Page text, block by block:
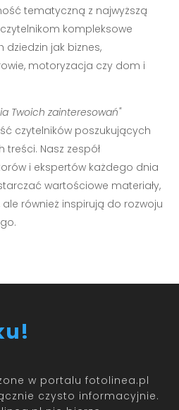
tematyczną z najwyższą
kompleksowe
dziedzin jak biznes,
motoryzacja czy dom i
Twoich zainteresowań"
czytelników poszukujących
Nasz zespół
i ekspertów każdego dnia
wartościowe materiały,
również inspirują do rozwoju
w portalu fotolinea.pl
czysto informacyjnie.